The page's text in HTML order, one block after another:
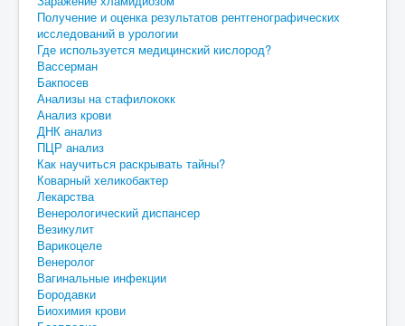
Получение и оценка результатов рентгенографических
исследований в урологии
Где используется медицинский кислород?
Вассерман
Бакпосев
Анализы на стафилококк
Анализ крови
ДНК анализ
ПЦР анализ
Как научиться раскрывать тайны?
Коварный хеликобактер
Лекарства
Венерологический диспансер
Везикулит
Варикоцеле
Венеролог
Вагинальные инфекции
Бородавки
Биохимия крови